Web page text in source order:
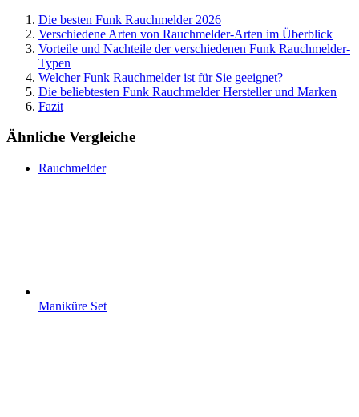
Die besten Funk Rauchmelder 2026
Verschiedene Arten von Rauchmelder-Arten im Überblick
Vorteile und Nachteile der verschiedenen Funk Rauchmelder-
Typen
Welcher Funk Rauchmelder ist für Sie geeignet?
Die beliebtesten Funk Rauchmelder Hersteller und Marken
Fazit
Ähnliche Vergleiche
Rauchmelder
Maniküre Set